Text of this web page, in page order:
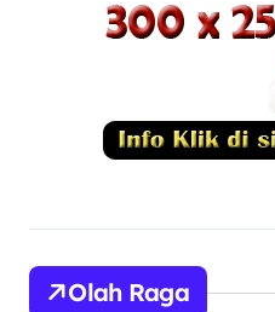
Olah Raga